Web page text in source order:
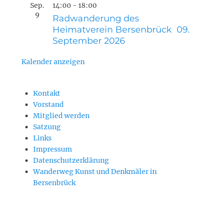
Sep.
9
14:00 - 18:00
Radwanderung des
Heimatverein Bersenbrück 09.
September 2026
Kalender anzeigen
Kontakt
Vorstand
Mitglied werden
Satzung
Links
Impressum
Datenschutzerklärung
Wanderweg Kunst und Denkmäler in
Bersenbrück